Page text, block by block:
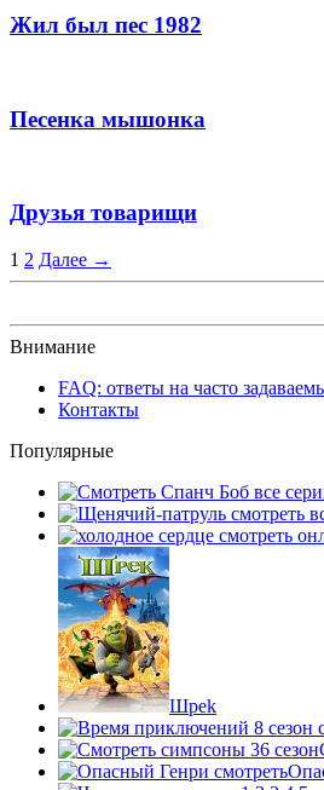
Жил был пес 1982
Песенка мышонка
Друзья товарищи
1 2 Далее →
Внимание
FAQ: ответы на часто
Контакты
Популярные
Шpek